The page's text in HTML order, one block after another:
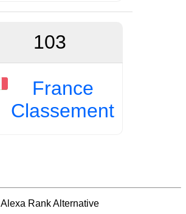
103
France
Classement
Alexa Rank Alternative